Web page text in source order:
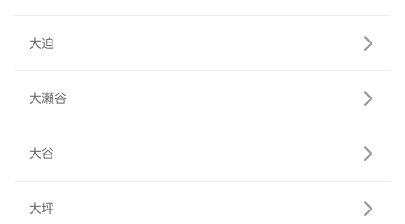
大迫
大瀬谷
大谷
大坪